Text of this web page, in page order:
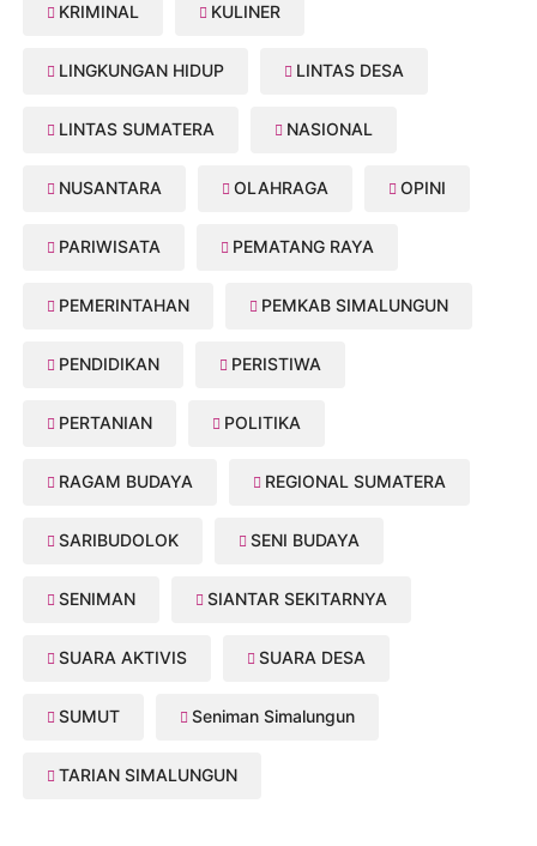
KRIMINAL KULINER
LINGKUNGAN HIDUP LINTAS DESA
LINTAS SUMATERA NASIONAL
NUSANTARA OLAHRAGA OPINI
PARIWISATA PEMATANG RAYA
PEMERINTAHAN PEMKAB SIMALUNGUN
PENDIDIKAN PERISTIWA
PERTANIAN POLITIKA
RAGAM BUDAYA REGIONAL SUMATERA
SARIBUDOLOK SENI BUDAYA
SENIMAN SIANTAR SEKITARNYA
SUARA AKTIVIS SUARA DESA
SUMUT Seniman Simalungun
TARIAN SIMALUNGUN